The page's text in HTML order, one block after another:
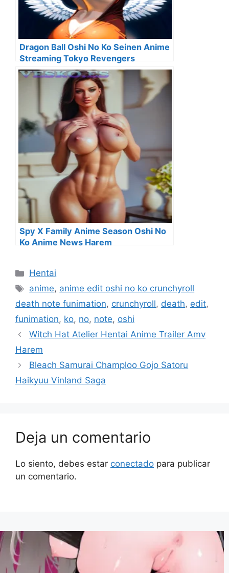
Dragon Ball Oshi No Ko Seinen Anime
Streaming Tokyo Revengers
Spy X Family Anime Season Oshi No
Ko Anime News Harem
Categorías
Hentai
Etiquetas
anime, anime edit oshi no ko crunchyroll
death note funimation, crunchyroll, death, edit,
funimation, ko, no, note, oshi
Witch Hat Atelier Hentai Anime Trailer Amv
Harem
Bleach Samurai Champloo Gojo Satoru
Haikyuu Vinland Saga
Deja un comentario
Lo siento, debes estar conectado para publicar
un comentario.